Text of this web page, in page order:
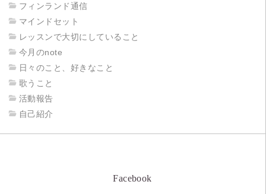
フィンランド通信
マインドセット
レッスンで大切にしていること
今月のnote
日々のこと、好きなこと
歌うこと
活動報告
自己紹介
Facebook